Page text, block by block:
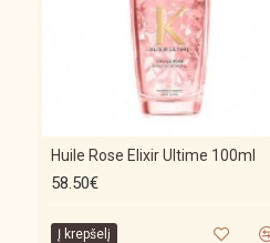
Huile Rose Elixir Ultime 100ml
58.50€
Į krepšelį